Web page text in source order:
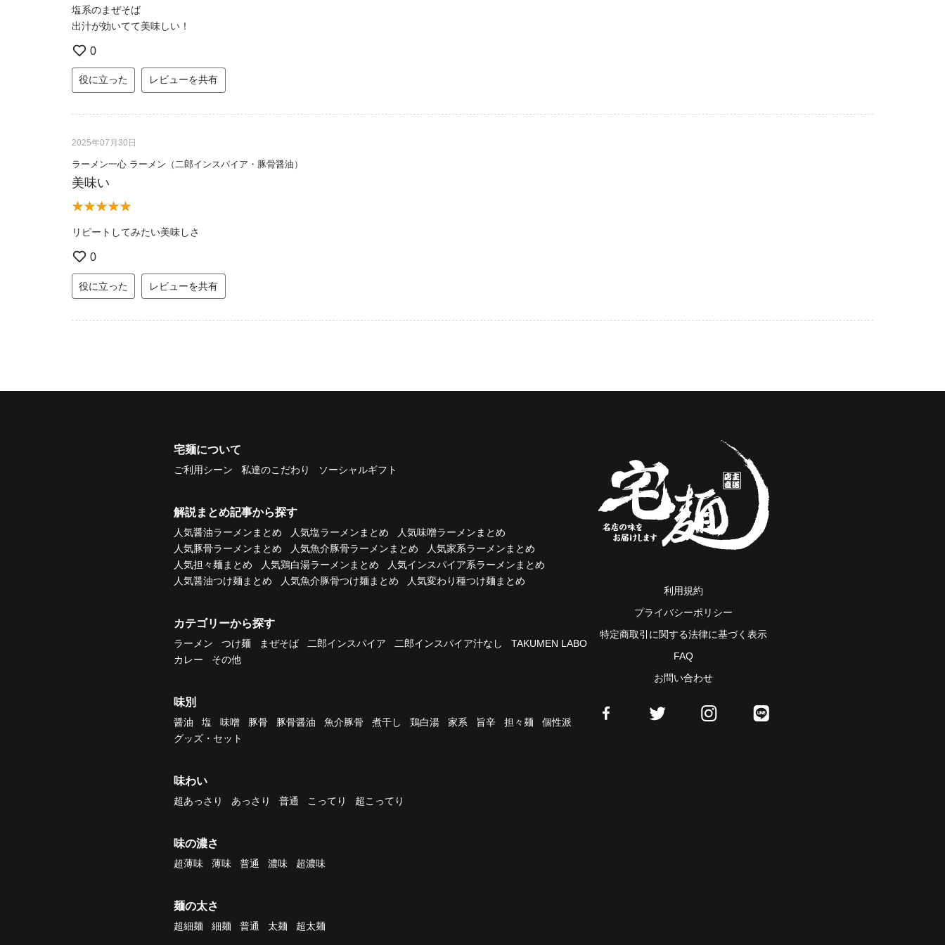
塩系のまぜそば
出汁が効いてて美味しい！
0
役に立った レビューを共有
2025年07月30日
ラーメン一心 ラーメン（二郎インスパイア・豚骨醤油）
美味い
リピートしてみたい美味しさ
0
役に立った レビューを共有
宅麺について
ご利用シーン 私達のこだわり ソーシャルギフト
解説まとめ記事から探す
人気醤油ラーメンまとめ 人気塩ラーメンまとめ
人気味噌ラーメンまとめ
人気豚骨ラーメンまとめ
人気魚介豚骨ラーメンまとめ
人気家系ラーメンまとめ
人気担々麺まとめ
人気鶏白湯ラーメンまとめ
人気インスパイア系ラーメンまとめ
人気醤油つけ麺まとめ
人気魚介豚骨つけ麺まとめ 人気変わり種つけ麺まとめ
カテゴリーから探す
ラーメン つけ麺 まぜそば 二郎インスパイア 二郎インスパイア汁なし
TAKUMEN LABO
カレー
その他
味別
醤油 塩 味噌 豚骨 豚骨醤油 魚介豚骨 煮干し 鶏白湯 家系 旨辛 担々麺
個性派
グッズ・セット
味わい
超あっさり あっさり 普通 こってり 超こってり
味の濃さ
超薄味 薄味 普通 濃味 超濃味
麺の太さ
超細麺 細麺 普通 太麺 超太麺
利用規約
プライバシーポリシー
特定商取引に関する法律に基づく表示
FAQ
お問い合わせ